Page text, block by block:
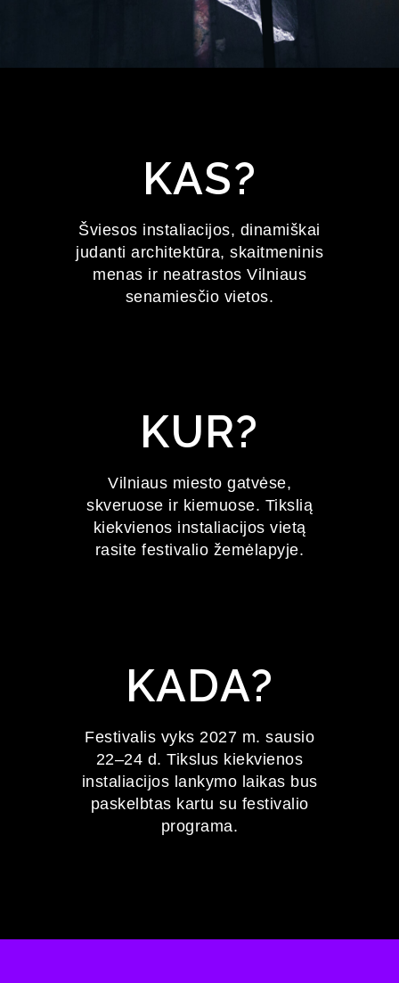
ŠVIESŲ
FESTIVALIS
2027 m. sausio 22–24 d.
KAS?
Šviesos instaliacijos, dinamiškai
judanti architektūra, skaitmeninis
menas ir neatrastos Vilniaus
senamiesčio vietos.
KUR?
Vilniaus miesto gatvėse,
skveruose ir kiemuose. Tikslią
kiekvienos instaliacijos vietą
rasite festivalio žemėlapyje.
KADA?
Festivalis vyks 2027 m. sausio
22–24 d. Tikslus kiekvienos
instaliacijos lankymo laikas bus
paskelbtas kartu su festivalio
programa.